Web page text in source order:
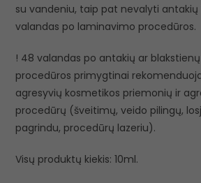
su vandeniu, taip pat nevalyti antakių
valandas po laminavimo procedūros.
! 48 valandas po antakių ar
procedūros primygtinai
agresyvių kosmetikos priemonių ir
procedūrų (šveitimų, veido pilingų,
pagrindu, procedūrų lazeriu).
Visų produktų kiekis: 10ml.